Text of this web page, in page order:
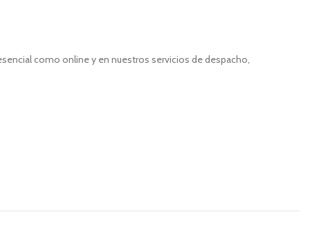
como online y en nuestros servicios de despacho,